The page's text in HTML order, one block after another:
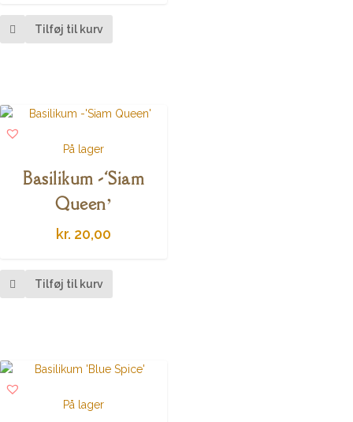
Tilføj til kurv
På lager
Basilikum -‘Siam
Queen’
kr. 20,00
Tilføj til kurv
På lager